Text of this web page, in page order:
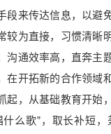
段来传达信息，以避
较为直接，习惯清晰
沟通效率高，直奔主
在开拓新的合作领域
起，从基础教育开始
什么歌”，取长补短